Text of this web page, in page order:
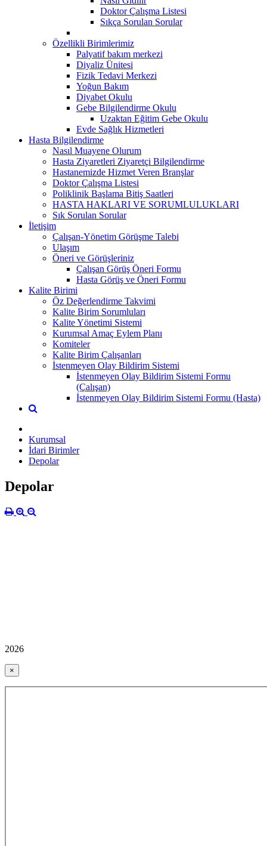
Doktor Çalışma Listesi
Sıkça Sorulan Sorular
Özellikli Birimlerimiz
Palyatif bakım merkezi
Diyaliz Ünitesi
Fizik Tedavi Merkezi
Yoğun Bakım
Diyabet Okulu
Gebe Bilgilendirme Okulu
Uzaktan Eğitim Gebe Okulu
Evde Sağlık Hizmetleri
Hasta Bilgilendirme
Nasıl Muayene Olurum
Hasta Ziyaretleri Ziyaretçi Bilgilendirme
Hastanemizde Hizmet Veren Branşlar
Doktor Çalışma Listesi
Poliklinik Başlama Bitiş Saatleri
HASTA HAKLARI VE SORUMLULUKLARI
Sık Sorulan Sorular
İletişim
Çalışan-Yönetim Görüşme Talebi
Ulaşım
Öneri ve Görüşleriniz
Çalışan Görüş Öneri Formu
Hasta Görüş ve Öneri Formu
Kalite Birimi
Öz Değerlendirme Takvimi
Kalite Birim Sorumluları
Kalite Yönetimi Sistemi
Kurumsal Amaç Eylem Planı
Komiteler
Kalite Birim Çalışanları
İstenmeyen Olay Bildirim Sistemi
İstenmeyen Olay Bildirim Sistemi Formu
(Çalışan)
İstenmeyen Olay Bildirim Sistemi Formu (Hasta)
Kurumsal
İdari Birimler
Depolar
Depolar
2026
×